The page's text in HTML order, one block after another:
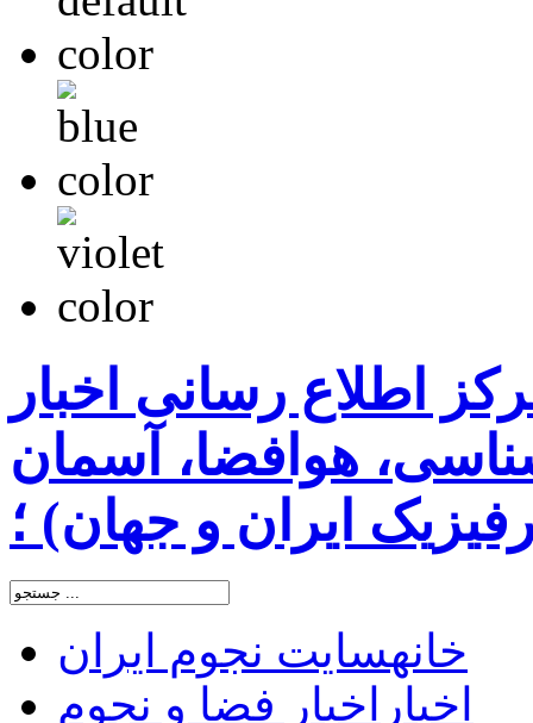
اطلاع رسانی اخبار
هوافضا، آسمان
ایران و جهان) ؛
خانهسایت نجوم ایران
اخبار اخبار فضا و نجوم